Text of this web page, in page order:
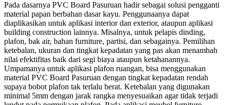
Pada dasarnya PVC Board Pasuruan hadir sebagai solusi pengganti
material papan berbahan dasar kayu. Penggunaanya dapat
diaplikasikan untuk aplikasi interior dan exterior, ataupun aplikasi
building construction lainnya. Misalnya, untuk pelapis dinding,
plafon, bak air, bahan furniture, partisi, dan sebagainya. Pemilihan
ketebalan, ukuran dan tingkat kepadatan yang pas akan menambah
nilai efektifitas baik dari segi biaya ataupun ketahanannya.
Umpamanya untuk aplikasi plafon ruangan, bisa menggunakan
material PVC Board Pasuruan dengan tingkat kepadatan rendah
supaya bobot plafon tak terlalu berat. Ketebalan yang digunakan
minimal 5mm dengan jarak rangka menyesuaikan agar tidak terjadi